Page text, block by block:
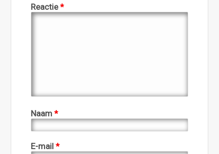
Reactie*
Naam*
E-mail*